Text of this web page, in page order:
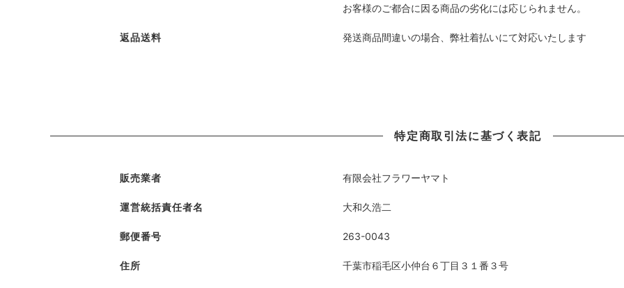
お客様のご都合に因る商品の劣化には応じられません。
返品送料 発送商品間違いの場合、弊社着払いにて対応いたします
特定商取引法に基づく表記
販売業者 有限会社フラワーヤマト
運営統括責任者名 大和久浩二
郵便番号 263-0043
住所 千葉市稲毛区小仲台６丁目３１番３号